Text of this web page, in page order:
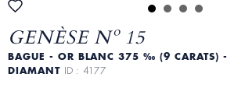
GENÈSE Nº 15
BAGUE - OR BLANC 375 ‰ (9 CARATS) -
DIAMANT ID : 4177